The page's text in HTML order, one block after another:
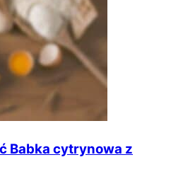
Babka cytrynowa z